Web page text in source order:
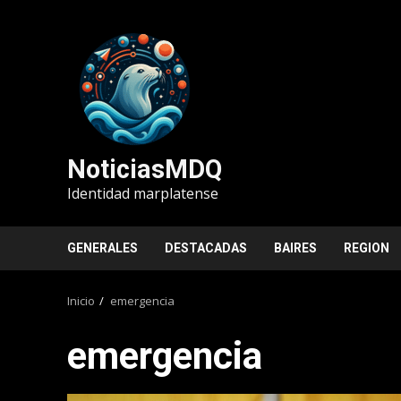
NoticiasMDQ
Identidad marplatense
GENERALES DESTACADAS BAIRES REGION
Inicio emergencia
emergencia